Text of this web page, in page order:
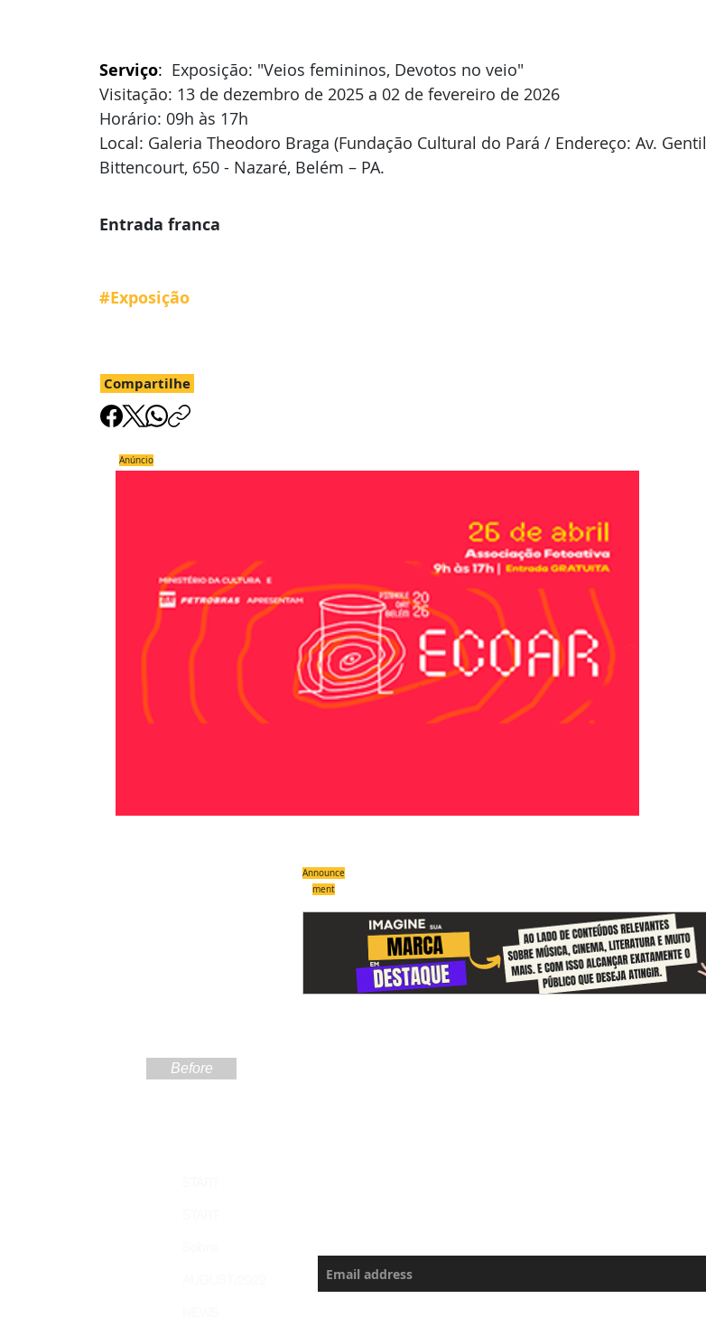
Serviço: Exposição: "Veios femininos, Devotos no veio"
Visitação: 13 de dezembro de 2025 a 02 de fevereiro de 2026
Horário: 09h às 17h
Local: Galeria Theodoro Braga (Fundação Cultural do Pará / Endereço: Av. Gentil
Bittencourt, 650 - Nazaré, Belém – PA.
Entrada franca
#Exposição
Compartilhe
Anúncio
Announce
ment
Before